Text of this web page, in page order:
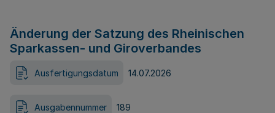
Änderung der Satzung des Rheinischen
Sparkassen- und Giroverbandes
Ausfertigungsdatum 14.07.2026
Ausgabennummer 189